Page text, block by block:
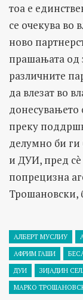
тоа е
се очекува во
ново
прашањата од
различните
да влезат во
донесувањето
преку
делумно би
и ДУИ, пред сè
попрецизна
Трошановски,
АЛБЕРТ МУСЛИУ
АФРИМ ГАШИ
ДУИ
ЗИЈАДИН
МАРКО